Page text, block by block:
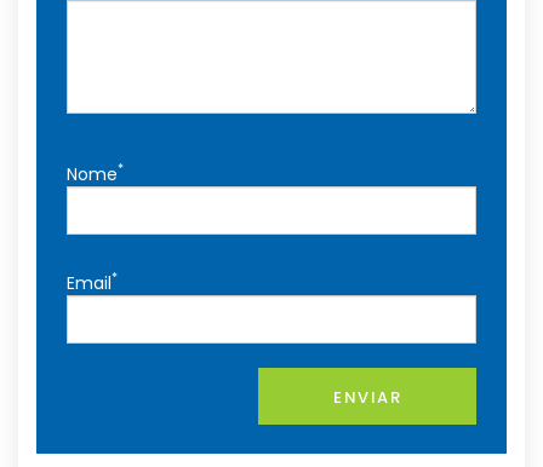
Nome*
Email*
ENVIAR